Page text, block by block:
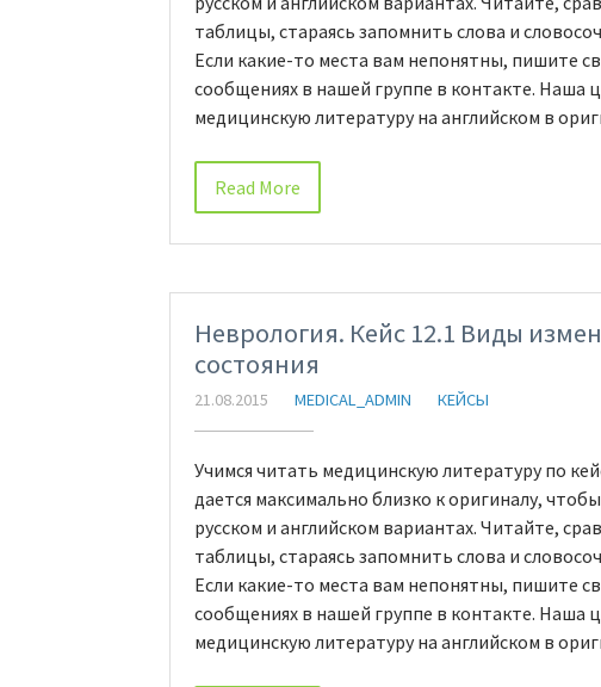
таблицы, стараясь запомнить слова и
Если какие-то места вам непонятны, пишите
сообщениях в нашей группе в контакте. Наша
медицинскую литературу на английском в
Read More
Неврология. Кейс 12.1 Виды
состояния
21.08.2015 MEDICAL_ADMIN КЕЙСЫ
Учимся читать медицинскую литературу по
дается максимально близко к оригиналу,
русском и английском вариантах. Читайте,
таблицы, стараясь запомнить слова и
Если какие-то места вам непонятны, пишите
сообщениях в нашей группе в контакте. Наша
медицинскую литературу на английском в